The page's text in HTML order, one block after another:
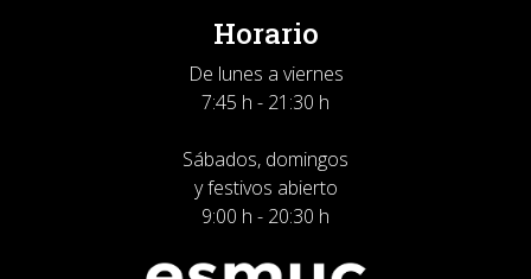
Horario
De lunes a viernes
7:45 h - 21:30 h
Sábados, domingos
y festivos abierto
9:00 h - 20:30 h